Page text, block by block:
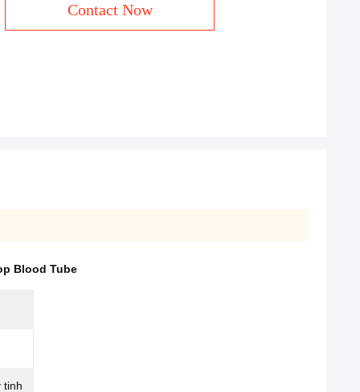
Contact Now
Blood Tube
tinh